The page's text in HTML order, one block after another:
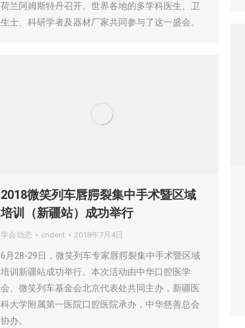
荷兰阿姆斯特丹召开。世界各地的多学科医生、卫
生士、科研学者及器材厂家共同参与了这一盛会。
2018微笑列车唇腭裂集中手术暨区域
培训（新疆站）成功举行
学会动态 cndent 2018年7月4日
6月28-29日，微笑列车专家唇腭裂集中手术暨区域
培训新疆站成功举行。本次活动由中华口腔医学
会、微笑列车基金会北京代表处共同主办，新疆医
科大学附属第一医院口腔医院承办，中华慈善总会
协办。